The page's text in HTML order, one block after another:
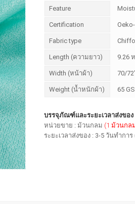
Feature
Certification
Fabric type
Length (ความยาว) 9.26
Width (หน้าผ้า) 70/
Weight (น้ำหนักผ้า) 65
บรรจุภัณฑ์และระยะเวลาส่งของ
หน่วยขาย : ม้วนกลม (1 ม้วนกล
ระยะเวลาส่งของ : 3-5 วันทำก